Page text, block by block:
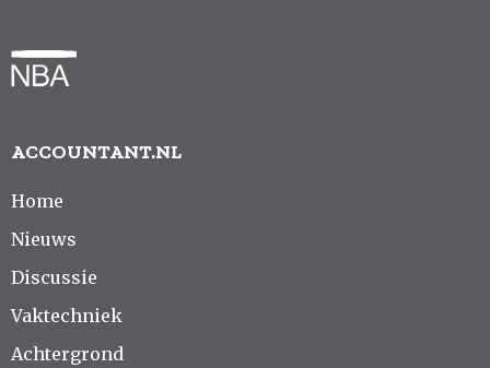
ACCOUNTANT.NL
Home
Nieuws
Discussie
Vaktechniek
Achtergrond